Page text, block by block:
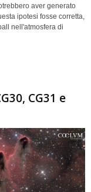
aver generato
ipotesi fosse corretta,
nell'atmosfera di
CG31 e